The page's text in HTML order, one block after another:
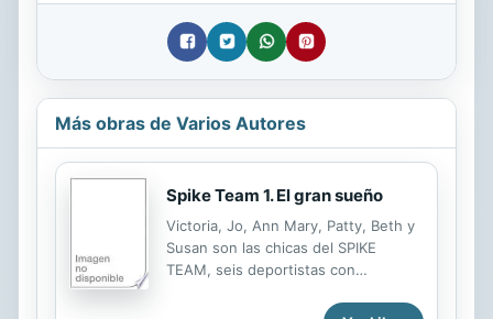
Más obras de Varios Autores
Spike Team 1. El gran sueño
Victoria, Jo, Ann Mary, Patty, Beth y
Susan son las chicas del SPIKE
TEAM, seis deportistas con
amigas inseparables. Únete a ellas y